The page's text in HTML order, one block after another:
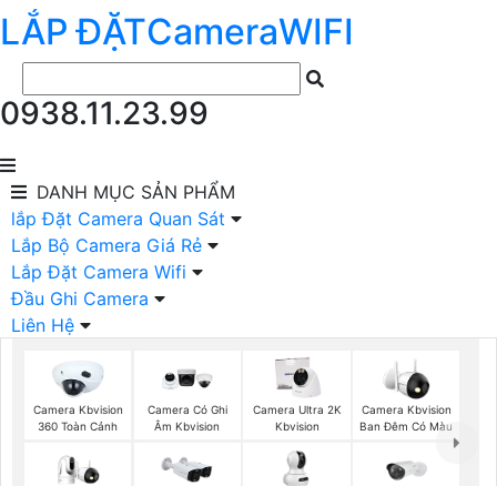
LẮP ĐẶTCameraWIFI
0938.11.23.99
DANH MỤC SẢN PHẨM
lắp Đặt Camera Quan Sát
Lắp Bộ Camera Giá Rẻ
Lắp Đặt Camera Wifi
Đầu Ghi Camera
Liên Hệ
Camera Kbvision
360 Toàn Cảnh
Camera Có Ghi
Âm Kbvision
Camera Ultra 2K
Kbvision
Camera Kbvision
Ban Đêm Có Màu